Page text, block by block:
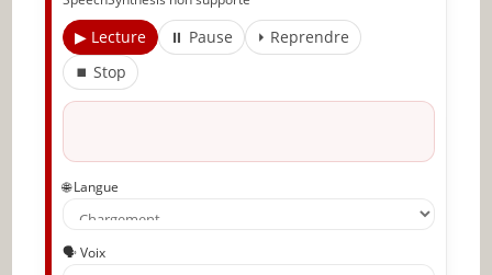
Articles recommandés
Partager l'amour
▶ Lecture ⏸ Pause
⏵ Reprendre
⏹ Stop
🌐 Langue
🗣️ Voix